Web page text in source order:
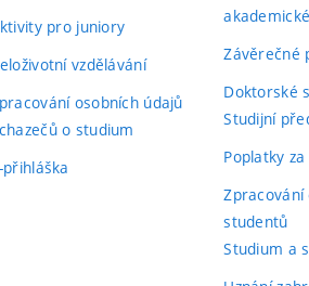
pro juniory
vzdělávání
osobních údajů
o studium
přihláška
Závěrečné
Doktorské
Studijní
Poplatky
Zpracování
studentů
Studium a